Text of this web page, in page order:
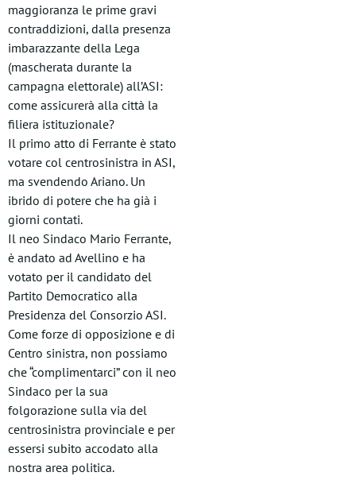
maggioranza le prime gravi
contraddizioni, dalla presenza
imbarazzante della Lega
(mascherata durante la
campagna elettorale) all’ASI:
come assicurerà alla città la
filiera istituzionale?
Il primo atto di Ferrante è stato
votare col centrosinistra in ASI,
ma svendendo Ariano. Un
ibrido di potere che ha già i
giorni contati.
Il neo Sindaco Mario Ferrante,
è andato ad Avellino e ha
votato per il candidato del
Partito Democratico alla
Presidenza del Consorzio ASI.
Come forze di opposizione e di
Centro sinistra, non possiamo
che “complimentarci” con il neo
Sindaco per la sua
folgorazione sulla via del
centrosinistra provinciale e per
essersi subito accodato alla
nostra area politica.